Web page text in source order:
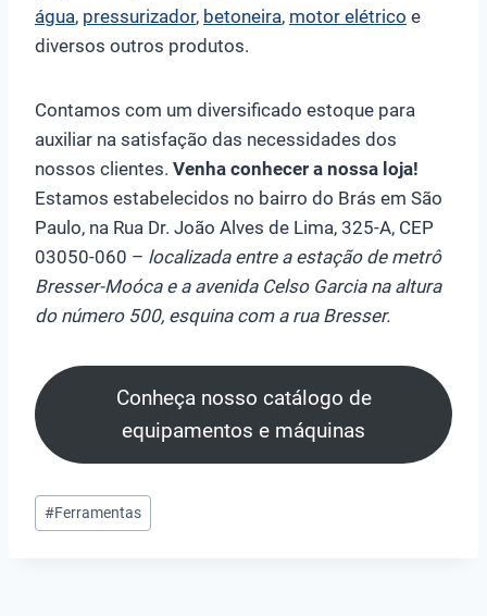
água, pressurizador, betoneira, motor elétrico e
diversos outros produtos.
Contamos com um diversificado estoque para
auxiliar na satisfação das necessidades dos
nossos clientes. Venha conhecer a nossa loja!
Estamos estabelecidos no bairro do Brás em São
Paulo, na Rua Dr. João Alves de Lima, 325-A, CEP
03050-060 – localizada entre a estação de metrô
Bresser-Moóca e a avenida Celso Garcia na altura
do número 500, esquina com a rua Bresser.
Conheça nosso catálogo de
equipamentos e máquinas
Tags
do
#Ferramentas